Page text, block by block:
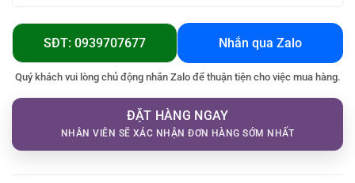
SĐT: 0939707677 Nhắn qua Zalo
Quý khách vui lòng chủ động nhắn Zalo để thuận tiện cho việc mua hàng.
ĐẶT HÀNG NGAY
NHÂN VIÊN SẼ XÁC NHẬN ĐƠN HÀNG SỚM NHẤT